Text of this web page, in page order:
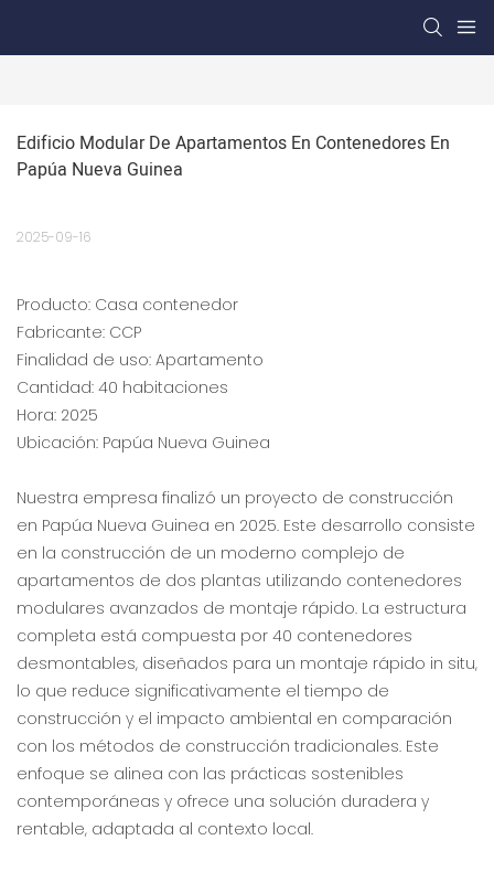
Edificio Modular De Apartamentos En Contenedores En
Papúa Nueva Guinea
2025-09-16
Producto: Casa contenedor
Fabricante: CCP
Finalidad de uso: Apartamento
Cantidad: 40 habitaciones
Hora: 2025
Ubicación: Papúa Nueva Guinea
Nuestra empresa finalizó un proyecto de construcción
en Papúa Nueva Guinea en 2025. Este desarrollo consiste
en la construcción de un moderno complejo de
apartamentos de dos plantas utilizando contenedores
modulares avanzados de montaje rápido. La estructura
completa está compuesta por 40 contenedores
desmontables, diseñados para un montaje rápido in situ,
lo que reduce significativamente el tiempo de
construcción y el impacto ambiental en comparación
con los métodos de construcción tradicionales. Este
enfoque se alinea con las prácticas sostenibles
contemporáneas y ofrece una solución duradera y
rentable, adaptada al contexto local.